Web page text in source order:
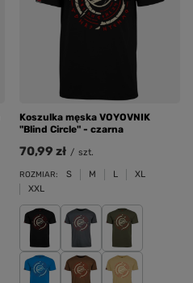
Koszulka męska VOYOVNIK
"Blind Circle" - czarna
70,99 zł / szt.
ROZMIAR: S M L
XL
XXL